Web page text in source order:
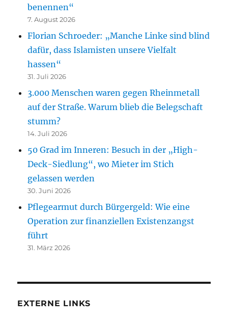
benennen“
7. August 2026
Florian Schroeder: „Manche Linke sind blind
dafür, dass Islamisten unsere Vielfalt
hassen“
31. Juli 2026
3.000 Menschen waren gegen Rheinmetall
auf der Straße. Warum blieb die Belegschaft
stumm?
14. Juli 2026
50 Grad im Inneren: Besuch in der „High-
Deck-Siedlung“, wo Mieter im Stich
gelassen werden
30. Juni 2026
Pflegearmut durch Bürgergeld: Wie eine
Operation zur finanziellen Existenzangst
führt
31. März 2026
EXTERNE LINKS